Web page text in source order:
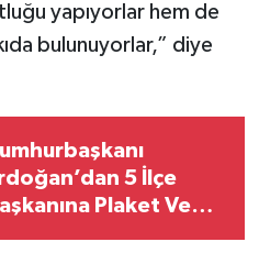
yapıyorlar hem de
bulunuyorlar,” diye
5 İlçe
Plaket Ve